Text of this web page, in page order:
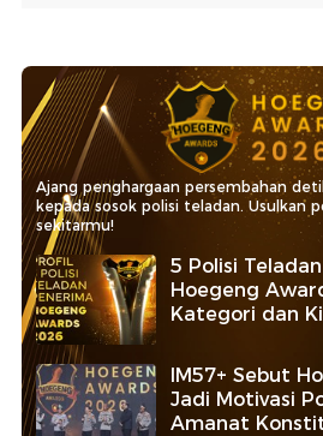
Ajang penghargaan persembahan
kepada sosok polisi teladan. Usulkan
sekitarmu!
5 Polisi
Hoegeng
Kategori dan
IM57+ Sebut
Jadi Motivasi
Amanat